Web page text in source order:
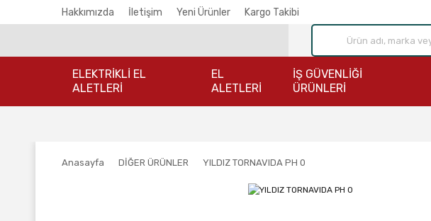
Hakkımızda İletişim Yeni Ürünler Kargo Takibi
ELEKTRİKLİ EL
ALETLERİ
EL
ALETLERİ
İŞ GÜVENLİĞİ
ÜRÜNLERİ
Anasayfa DİĞER ÜRÜNLER YILDIZ TORNAVIDA PH 0